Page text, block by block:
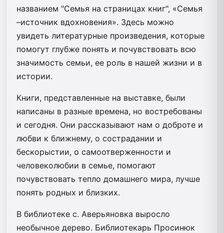
названием "Семья на страницах книг", «Семья
–источник вдохновения». Здесь можно
увидеть литературные произведения, которые
помогут глубже понять и почувствовать всю
значимость семьи, ее роль в нашей жизни и в
истории.
Книги, представленные на выставке, были
написаны в разные времена, но востребованы
и сегодня. Они рассказывают нам о доброте и
любви к ближнему, о сострадании и
бескорыстии, о самоотверженности и
человеколюбии в семье, помогают
почувствовать тепло домашнего мира, лучше
понять родных и близких.
В библиотеке с. Аверьяновка выросло
необычное дерево. Библиотекарь Просинюк